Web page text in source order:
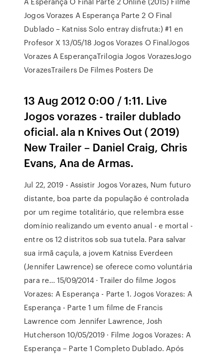
Jogos Vorazes A Esperança Parte 2 O Final
Dublado – Katniss Solo entray disfruta:) #1 en
Profesor X 13/05/18 Jogos Vorazes O FinalJogos
Vorazes A EsperançaTrilogia Jogos VorazesJogo
VorazesTrailers De Filmes Posters De
13 Aug 2012 0:00 / 1:11. Live
Jogos vorazes - trailer dublado
oficial. ala n Knives Out ( 2019)
New Trailer – Daniel Craig, Chris
Evans, Ana de Armas.
Jul 22, 2019 - Assistir Jogos Vorazes, Num futuro
distante, boa parte da população é controlada
por um regime totalitário, que relembra esse
domínio realizando um evento anual - e mortal -
entre os 12 distritos sob sua tutela. Para salvar
sua irmã caçula, a jovem Katniss Everdeen
(Jennifer Lawrence) se oferece como voluntária
para re… 15/09/2014 · Trailer do filme Jogos
Vorazes: A Esperança - Parte 1. Jogos Vorazes: A
Esperança - Parte 1 um filme de Francis
Lawrence com Jennifer Lawrence, Josh
Hutcherson 10/05/2019 · Filme Jogos Vorazes: A
Esperança – Parte 1 Completo Dublado. Após